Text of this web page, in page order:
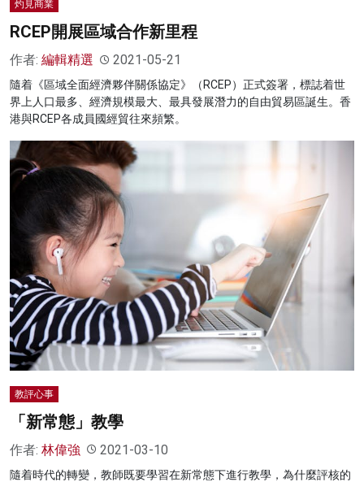
灼見商業
RCEP開展區域合作新里程
作者: 編輯精選 2021-05-21
隨着《區域全面經濟夥伴關係協定》（RCEP）正式簽署，標誌着世
界上人口最多、經濟規模最大、最具發展潛力的自由貿易區誕生。香
港與RCEP各成員國經貿往來頻繁。
教評心事
「新常態」教學
作者: 林偉強 2021-03-10
隨着時代的轉變，教師既要學習在新常態下進行教學，為什麼評核的